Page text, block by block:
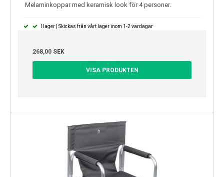
Melaminkoppar med keramisk look för 4 personer.
I lager | Skickas från vårt lager inom 1-2 vardagar
268,00 SEK
VISA PRODUKTEN